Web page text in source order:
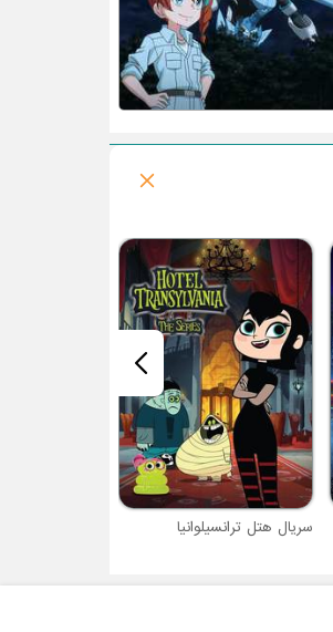
سریال هتل ترانسیلوانیا